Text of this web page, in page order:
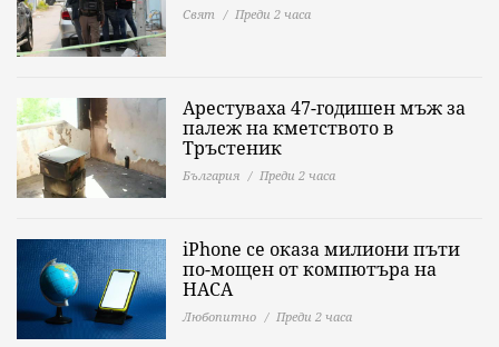
Свят Преди 2 часа
Арестуваха 47-годишен мъж за
палеж на кметството в
Тръстеник
България Преди 2 часа
iPhone се оказа милиони пъти
по-мощен от компютъра на
НАСА
Любопитно Преди 2 часа